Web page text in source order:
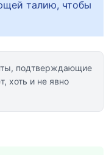
талию, чтобы
подтверждающие
хоть и не явно